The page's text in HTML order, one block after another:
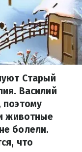
Старый
Василий
поэтому
животные
болели.
что